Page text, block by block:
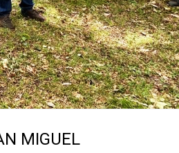
MIGUEL